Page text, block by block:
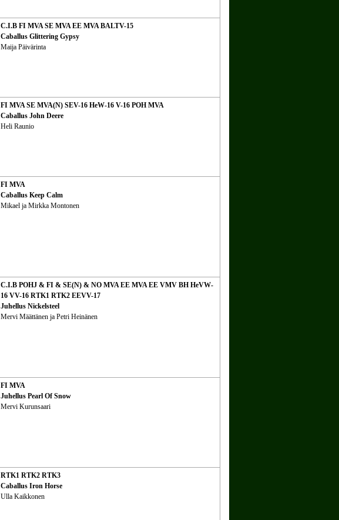
C.I.B FI MVA SE MVA EE MVA BALTV-15
Caballus Glittering Gypsy
Maija Päivärinta
FI MVA SE MVA(N) SEV-16 HeW-16 V-16 POH MVA
Caballus John Deere
Heli Raunio
FI MVA
Caballus Keep Calm
Mikael ja Mirkka Montonen
C.I.B POHJ & FI & SE(N) & NO MVA EE MVA EE VMV BH HeVW-
16 VV-16 RTK1 RTK2 EEVV-17
Juhellus Nickelsteel
Mervi Määttänen ja Petri Heinänen
FI MVA
Juhellus Pearl Of Snow
Mervi Kurunsaari
RTK1 RTK2 RTK3
Caballus Iron Horse
Ulla Kaikkonen